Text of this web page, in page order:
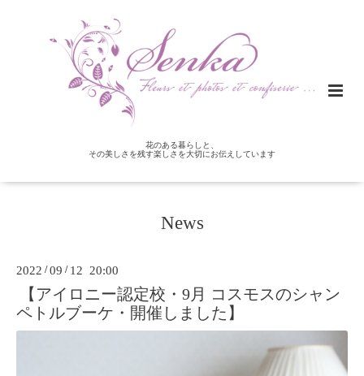
花のある暮らしと、
その美しさを残す楽しさを大切にお伝えしています
News
2022 /09 / 12 20:00
【アイロニー認定校・9月 コスモスのシャン
ペトルブーケ・開催しました】